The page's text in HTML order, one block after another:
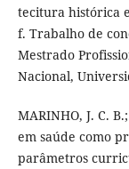
tecitura histórica
f. Trabalho de
Mestrado
Nacional,
MARINHO, J. C.
em saúde como
parâmetros